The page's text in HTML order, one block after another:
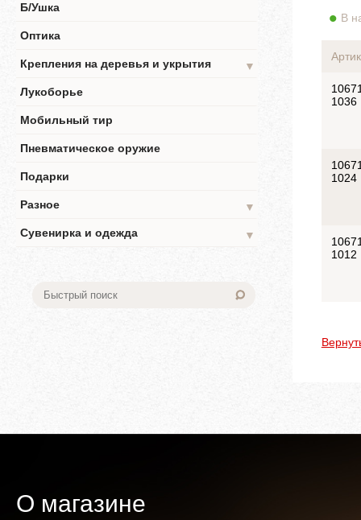
Б/Ушка
Оптика
Крепления на деревья и укрытия
▼
Лукоборье
Мобильный тир
Пневматическое оружие
Подарки
Разное
▼
Сувенирка и одежда
▼
В
1036
1024
1012
О магазине